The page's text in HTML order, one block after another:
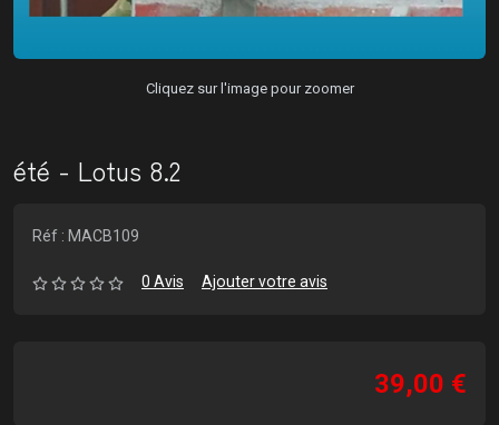
Cliquez sur l'image pour zoomer
été - Lotus 8.2
Réf : MACB109
0 Avis Ajouter votre avis
39,00 €